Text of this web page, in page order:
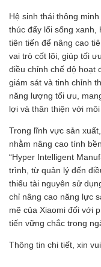
Hệ sinh thái thông
thúc đẩy lối sống xanh,
tiên tiến để nâng cao
vai trò cốt lõi, giúp tối
điều chỉnh chế độ hoạt
giám sát và tinh chỉnh
năng lượng tối ưu,
lợi và thân thiện với môi
Trong lĩnh vực sản
nhằm nâng cao tính
“Hyper Intelligent
trình, từ quản lý đến
thiểu tài nguyên sử
chỉ nâng cao năng lực
mẽ của Xiaomi đối với
tiến vững chắc trong
Thông tin chi tiết, xin